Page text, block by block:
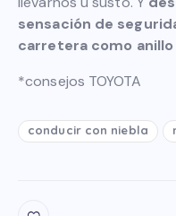
sensación de
carretera como anillo
*consejos TOYOTA
conducir con niebla